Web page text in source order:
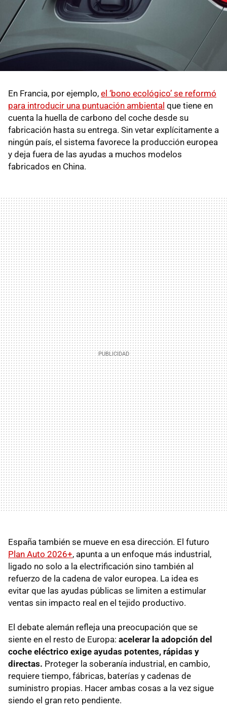
En Francia, por ejemplo, el ‘bono ecológico’ se reformó
para introducir una puntuación ambiental que tiene en
cuenta la huella de carbono del coche desde su
fabricación hasta su entrega. Sin vetar explícitamente a
ningún país, el sistema favorece la producción europea
y deja fuera de las ayudas a muchos modelos
fabricados en China.
España también se mueve en esa dirección. El futuro
Plan Auto 2026+, apunta a un enfoque más industrial,
ligado no solo a la electrificación sino también al
refuerzo de la cadena de valor europea. La idea es
evitar que las ayudas públicas se limiten a estimular
ventas sin impacto real en el tejido productivo.
El debate alemán refleja una preocupación que se
siente en el resto de Europa: acelerar la adopción del
coche eléctrico exige ayudas potentes, rápidas y
directas. Proteger la soberanía industrial, en cambio,
requiere tiempo, fábricas, baterías y cadenas de
suministro propias. Hacer ambas cosas a la vez sigue
siendo el gran reto pendiente.